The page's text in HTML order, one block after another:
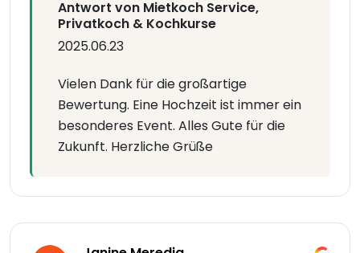
Antwort von Mietkoch Service,
Privatkoch & Kochkurse
2025.06.23
Vielen Dank für die großartige
Bewertung. Eine Hochzeit ist immer ein
besonderes Event. Alles Gute für die
Zukunft. Herzliche Grüße